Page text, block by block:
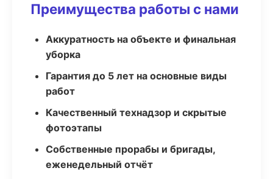
Преимущества работы с нами
Аккуратность на объекте и финальная
уборка
Гарантия до 5 лет на основные виды
работ
Качественный технадзор и скрытые
фотоэтапы
Собственные прорабы и бригады,
еженедельный отчёт